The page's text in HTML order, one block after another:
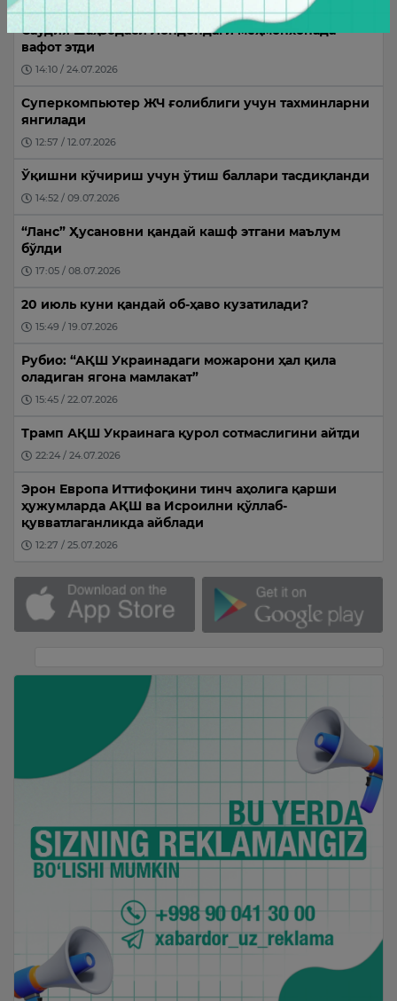
Саудия шаҳзодаси Лондондаги меҳмонхонада
вафот этди
14:10 / 24.07.2026
Суперкомпьютер ЖЧ ғолиблиги учун тахминларни
янгилади
12:57 / 12.07.2026
Ўқишни кўчириш учун ўтиш баллари тасдиқланди
14:52 / 09.07.2026
“Ланс” Ҳусановни қандай кашф этгани маълум
бўлди
17:05 / 08.07.2026
20 июль куни қандай об-ҳаво кузатилади?
15:49 / 19.07.2026
Рубио: “АҚШ Украинадаги можарони ҳал қила
оладиган ягона мамлакат”
15:45 / 22.07.2026
Трамп АҚШ Украинага қурол сотмаслигини айтди
22:24 / 24.07.2026
Эрон Европа Иттифоқини тинч аҳолига қарши
ҳужумларда АҚШ ва Исроилни қўллаб-
қувватлаганликда айблади
12:27 / 25.07.2026